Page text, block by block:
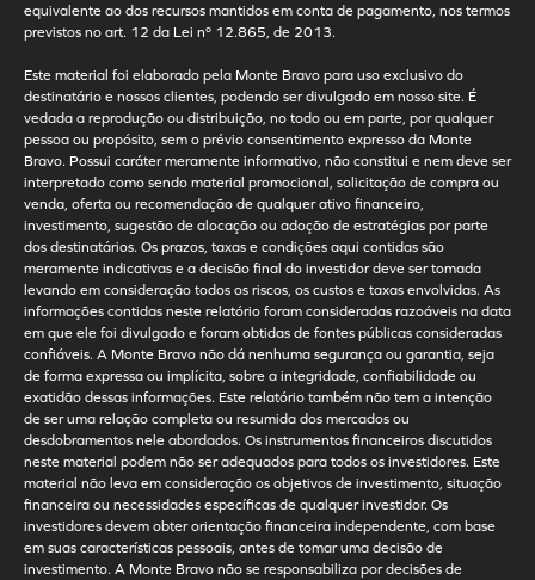
equivalente ao dos recursos mantidos em conta de pagamento, nos termos
previstos no art. 12 da Lei nº 12.865, de 2013.
Este material foi elaborado pela Monte Bravo para uso exclusivo do
destinatário e nossos clientes, podendo ser divulgado em nosso site. É
vedada a reprodução ou distribuição, no todo ou em parte, por qualquer
pessoa ou propósito, sem o prévio consentimento expresso da Monte
Bravo. Possui caráter meramente informativo, não constitui e nem deve ser
interpretado como sendo material promocional, solicitação de compra ou
venda, oferta ou recomendação de qualquer ativo financeiro,
investimento, sugestão de alocação ou adoção de estratégias por parte
dos destinatários. Os prazos, taxas e condições aqui contidas são
meramente indicativas e a decisão final do investidor deve ser tomada
levando em consideração todos os riscos, os custos e taxas envolvidas. As
informações contidas neste relatório foram consideradas razoáveis na data
em que ele foi divulgado e foram obtidas de fontes públicas consideradas
confiáveis. A Monte Bravo não dá nenhuma segurança ou garantia, seja
de forma expressa ou implícita, sobre a integridade, confiabilidade ou
exatidão dessas informações. Este relatório também não tem a intenção
de ser uma relação completa ou resumida dos mercados ou
desdobramentos nele abordados. Os instrumentos financeiros discutidos
neste material podem não ser adequados para todos os investidores. Este
material não leva em consideração os objetivos de investimento, situação
financeira ou necessidades específicas de qualquer investidor. Os
investidores devem obter orientação financeira independente, com base
em suas características pessoais, antes de tomar uma decisão de
investimento. A Monte Bravo não se responsabiliza por decisões de